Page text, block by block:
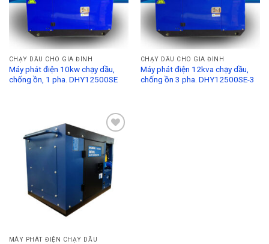
CHẠY DẦU CHO GIA ĐÌNH
Máy phát điện 10kw chạy dầu,
chống ồn, 1 pha. DHY12500SE
CHẠY DẦU CHO GIA ĐÌNH
Máy phát điện 12kva chạy dầu,
chống ồn 3 pha. DHY12500SE-3
Add to
Wishlist
MÁY PHÁT ĐIỆN CHẠY DẦU